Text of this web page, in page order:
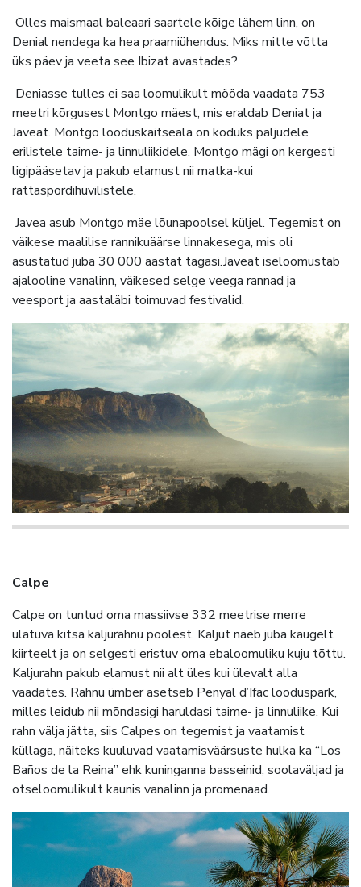
Olles maismaal baleaari saartele kõige lähem linn, on
Denial nendega ka hea praamiühendus. Miks mitte võtta
üks päev ja veeta see Ibizat avastades?
Deniasse tulles ei saa loomulikult mööda vaadata 753
meetri kõrgusest Montgo mäest, mis eraldab Deniat ja
Javeat. Montgo looduskaitseala on koduks paljudele
erilistele taime- ja linnuliikidele. Montgo mägi on kergesti
ligipääsetav ja pakub elamust nii matka-kui
rattaspordihuvilistele.
Javea asub Montgo mäe lõunapoolsel küljel. Tegemist on
väikese maalilise rannikuäärse linnakesega, mis oli
asustatud juba 30 000 aastat tagasi.Javeat iseloomustab
ajalooline vanalinn, väikesed selge veega rannad ja
veesport ja aastaläbi toimuvad festivalid.
Calpe
Calpe on tuntud oma massiivse 332 meetrise merre
ulatuva kitsa kaljurahnu poolest. Kaljut näeb juba kaugelt
kiirteelt ja on selgesti eristuv oma ebaloomuliku kuju tõttu.
Kaljurahn pakub elamust nii alt üles kui ülevalt alla
vaadates. Rahnu ümber asetseb Penyal d’Ifac looduspark,
milles leidub nii mõndasigi haruldasi taime- ja linnuliike. Kui
rahn välja jätta, siis Calpes on tegemist ja vaatamist
küllaga, näiteks kuuluvad vaatamisväärsuste hulka ka “Los
Baños de la Reina” ehk kuninganna basseinid, soolaväljad ja
otseloomulikult kaunis vanalinn ja promenaad.